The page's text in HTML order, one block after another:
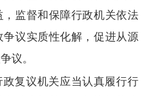
监督和保障行政机关依法
议实质性化解，促进从源
议。
复议机关应当认真履行行